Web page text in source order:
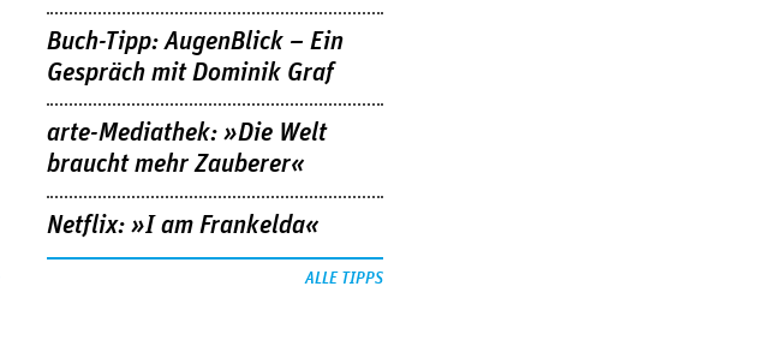
Buch-Tipp: AugenBlick – Ein
Gespräch mit Dominik Graf
arte-Mediathek: »Die Welt
braucht mehr Zauberer«
Netflix: »I am Frankelda«
ALLE TIPPS